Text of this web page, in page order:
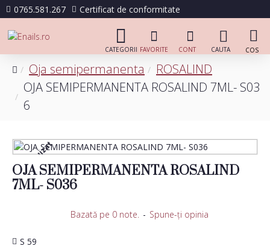
0765.581.267 Certificat de conformitate
Oja semipermanenta
ROSALIND
OJA SEMIPERMANENTA ROSALIND 7ML- S03
6
Stoc epuizat
OJA SEMIPERMANENTA ROSALIND
7ML- S036
S 59
Bazată pe 0 note. - Spune-ţi opinia